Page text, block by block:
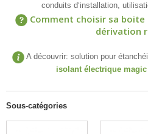
conduits d‘installation,
Comment choisir sa
dérivation
A découvrir: solution pour
isolant électrique magic
Sous-catégories